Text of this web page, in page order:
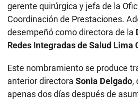
gerente quirúrgica y jefa de la
Coordinación de Prestaciones.
desempeñó como directora de la
Redes Integradas de Salud Lima
Este nombramiento se produce
anterior directora Sonia Delgado,
apenas dos días después de